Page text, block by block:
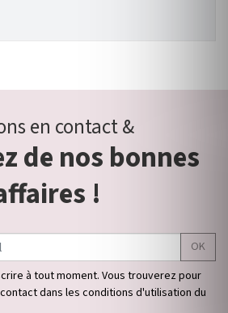
en contact &
de nos bonnes
!
OK
à tout moment. Vous trouverez pour
dans les conditions d'utilisation du